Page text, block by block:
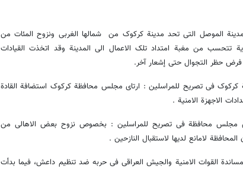
الموصل التی تحد مدینة کرکوک من شمالها الغربی ونزوح المئات من
تتحسب من مغبة امتداد تلک الاعمال الى المدینة وقد اتخذت القیادات
فرض حظر التجوال حتى إشعار آخر.
فی تصریح للمراسلین : ارتاى مجلس محافظة کرکوک استضافة القادة
الاجهزة الامنیة .
مجلس محافظة فی تصریح للمراسلین : بخصوص نزوح بعض الاهالی من
لامانع لدیها لاستقبال النازحین .
القوات الامنیة والجیش العراقی فی حربه ضد تنظیم داعش، فیما بدأت